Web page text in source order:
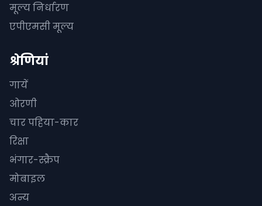
मूल्य निर्धारण
एपीएमसी मूल्य
श्रेणियां
गायें
ओरणी
चार पहिया-कार
रिक्षा
भंगार-स्क्रैप
मोबाइल
अन्य